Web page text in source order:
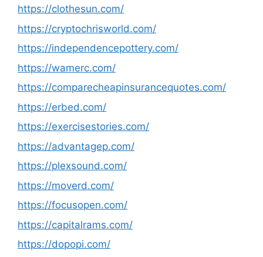
https://clothesun.com/
https://cryptochrisworld.com/
https://independencepottery.com/
https://wamerc.com/
https://comparecheapinsurancequotes.com/
https://erbed.com/
https://exercisestories.com/
https://advantagep.com/
https://plexsound.com/
https://moverd.com/
https://focusopen.com/
https://capitalrams.com/
https://dopopi.com/